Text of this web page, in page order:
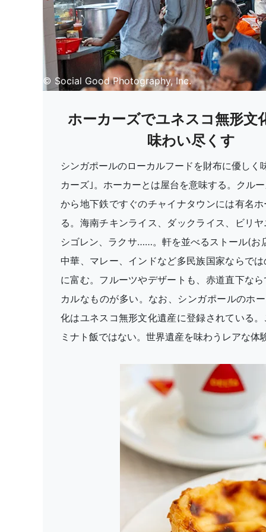
© Social Good Photography, Inc.
ホーカーズでユネスコ無形文
味わい尽くす
シンガポールのローカルフードを財布に優しく
カーズ｣。ホーカーとは屋台を意味する。クル
から地下鉄ですぐのチャイナタウンには有名
る。海南チキンライス、ダックライス、ビリ
シゴレン、ラクサ……。軒を並べるストール(お
中華、マレー、インドなど多民族国家ならで
に富む。フルーツやデザートも、赤道直下な
カルなものが多い。なお、シンガポールのホ
化はユネスコ無形文化遺産に登録されている
ミナト飯ではない。世界遺産を味わうレアな体